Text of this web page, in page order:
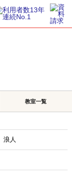
教室一覧
浪人